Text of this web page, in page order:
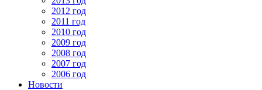
2012 год
2011 год
2010 год
2009 год
2008 год
2007 год
2006 год
Новости